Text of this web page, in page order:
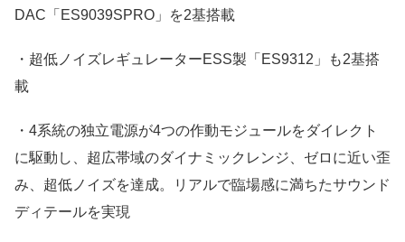
DAC「ES9039SPRO」を2基搭載
・超低ノイズレギュレーターESS製「ES9312」も2基搭
載
・4系統の独立電源が4つの作動モジュールをダイレクト
に駆動し、超広帯域のダイナミックレンジ、ゼロに近い歪
み、超低ノイズを達成。リアルで臨場感に満ちたサウンド
ディテールを実現